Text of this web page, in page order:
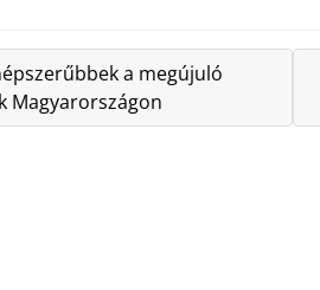
a megújuló
Magyarországon